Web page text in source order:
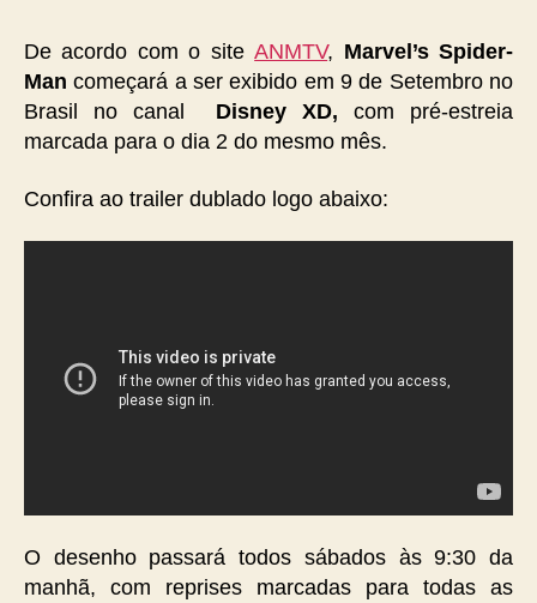
De acordo com o siteANMTV, Marvel’s Spider-
Man começará a ser exibido em 9 de Setembro no
Brasil no canal Disney XD, com pré-estreia
marcada para o dia 2 do mesmo mês.
Confira ao trailer dublado logo abaixo:
O desenho passará todos sábados às 9:30 da
manhã, com reprises marcadas para todas as